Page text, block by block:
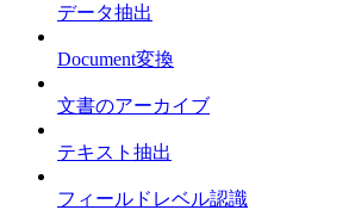
データ抽出
Document変換
文書のアーカイブ
テキスト抽出
フィールドレベル認識